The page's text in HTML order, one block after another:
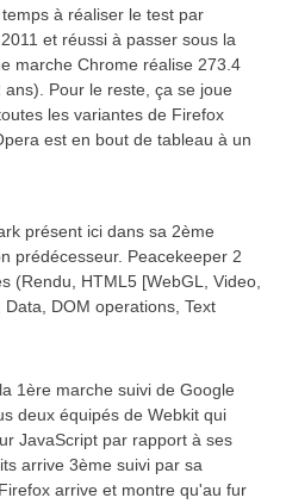
à réaliser le test par
et réussi à passer sous la
marche Chrome réalise 273.4
Pour le reste, ça se joue
les variantes de Firefox
est en bout de tableau à un
présent ici dans sa 2ème
prédécesseur. Peacekeeper 2
(Rendu, HTML5 [WebGL, Video,
DOM operations, Text
1ère marche suivi de Google
deux équipés de Webkit qui
JavaScript par rapport à ses
arrive 3ème suivi par sa
arrive et montre qu'au fur